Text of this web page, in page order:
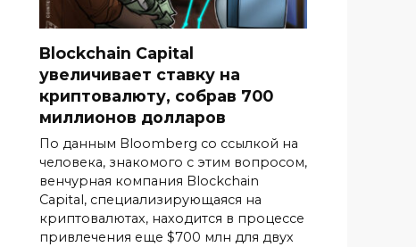
Blockchain Capital
увеличивает ставку на
криптовалюту, собрав 700
миллионов долларов
По данным Bloomberg со ссылкой на
человека, знакомого с этим вопросом,
венчурная компания Blockchain
Capital, специализирующаяся на
криптовалютах, находится в процессе
привлечения еще $700 млн для двух